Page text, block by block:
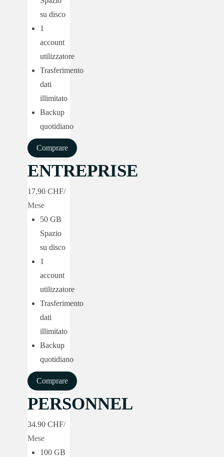
su disco
1
account
utilizzatore
Trasferimento
dati
illimitato
Backup
quotidiano
Comprare
ENTREPRISE
17.90 CHF/
Mese
50 GB
Spazio
su disco
1
account
utilizzatore
Trasferimento
dati
illimitato
Backup
quotidiano
Comprare
PERSONNEL
34.90 CHF/
Mese
100 GB